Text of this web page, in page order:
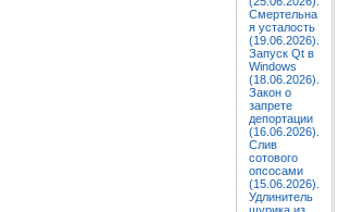
Смертельна
я усталость
(19.06.2026).
Запуск Qt в
Windows
(18.06.2026).
Закон о
запрете
депортации
(16.06.2026).
Слив
сотового
опсосами
(15.06.2026).
Удлинитель